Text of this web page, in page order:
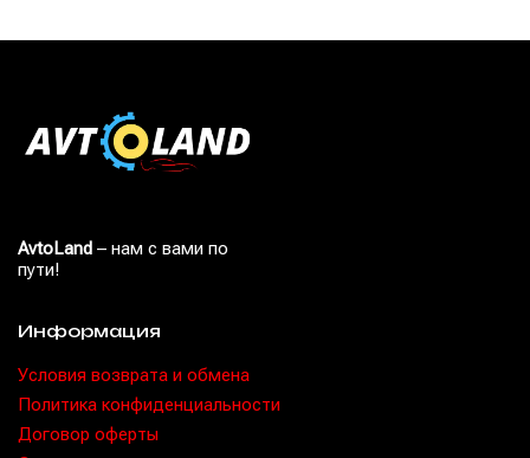
AvtoLand – нам с вами по
пути!
Информация
Условия возврата и обмена
Политика конфиденциальности
Договор оферты